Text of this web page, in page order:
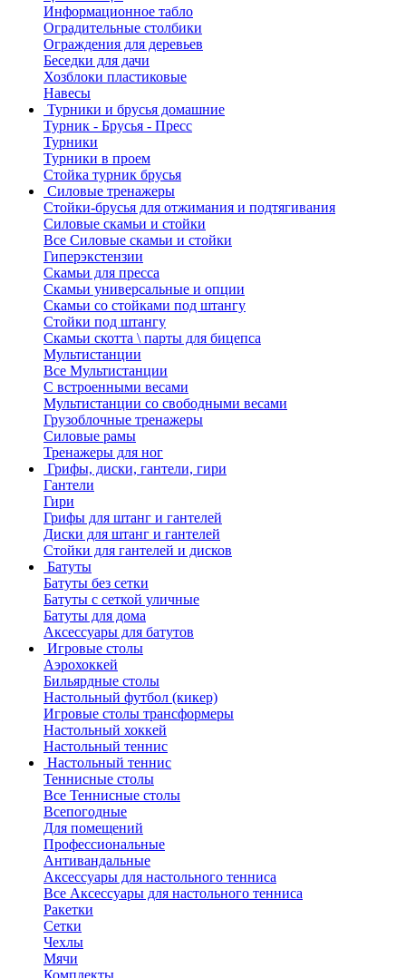
Информационное табло
Оградительные столбики
Ограждения для деревьев
Беседки для дачи
Хозблоки пластиковые
Навесы
Турники и брусья домашние
Турник - Брусья - Пресс
Турники
Турники в проем
Стойка турник брусья
Силовые тренажеры
Стойки-брусья для отжимания и подтягивания
Силовые скамьи и стойки
Все Силовые скамьи и стойки
Гиперэкстензии
Скамьи для пресса
Скамьи универсальные и опции
Скамьи со стойками под штангу
Стойки под штангу
Скамьи скотта \ парты для бицепса
Мультистанции
Все Мультистанции
С встроенными весами
Мультистанции со свободными весами
Грузоблочные тренажеры
Силовые рамы
Тренажеры для ног
Грифы, диски, гантели, гири
Гантели
Гири
Грифы для штанг и гантелей
Диски для штанг и гантелей
Стойки для гантелей и дисков
Батуты
Батуты без сетки
Батуты с сеткой уличные
Батуты для дома
Аксессуары для батутов
Игровые столы
Аэрохоккей
Бильярдные столы
Настольный футбол (кикер)
Игровые столы трансформеры
Настольный хоккей
Настольный теннис
Настольный теннис
Теннисные столы
Все Теннисные столы
Всепогодные
Для помещений
Профессиональные
Антивандальные
Аксессуары для настольного тенниса
Все Аксессуары для настольного тенниса
Ракетки
Сетки
Чехлы
Мячи
Комплекты